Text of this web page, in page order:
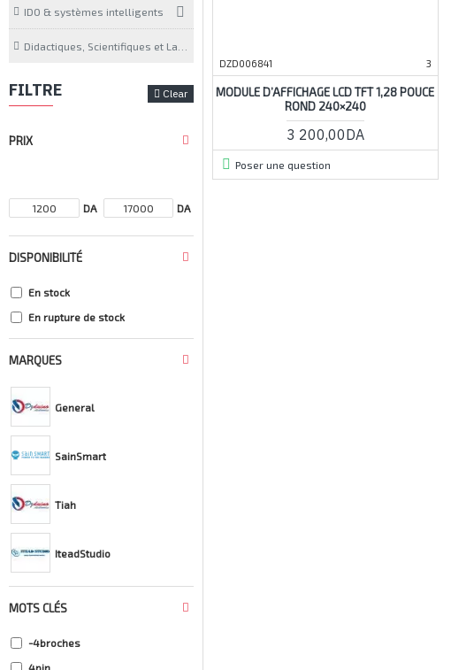
IDO & systèmes intelligents
FILTRE Clear
PRIX
DA DA
MARQUES
General
SainSmart
Tiah
IteadStudio
MOTS CLÉS
-4broches
4pin
DISPONIBILITÉ
En stock
En rupture de stock
DZD006841 3
MODULE D’AFFICHAGE LCD TFT 1,28 POUCE
ROND 240×240
3 200,00DA
Poser une question